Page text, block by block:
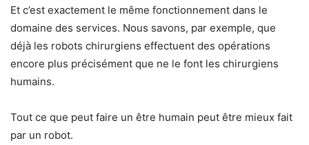
Et c’est exactement le même fonctionnement dans le
domaine des services. Nous savons, par exemple, que
déjà les robots chirurgiens effectuent des opérations
encore plus précisément que ne le font les chirurgiens
humains.
Tout ce que peut faire un être humain peut être mieux fait
par un robot.